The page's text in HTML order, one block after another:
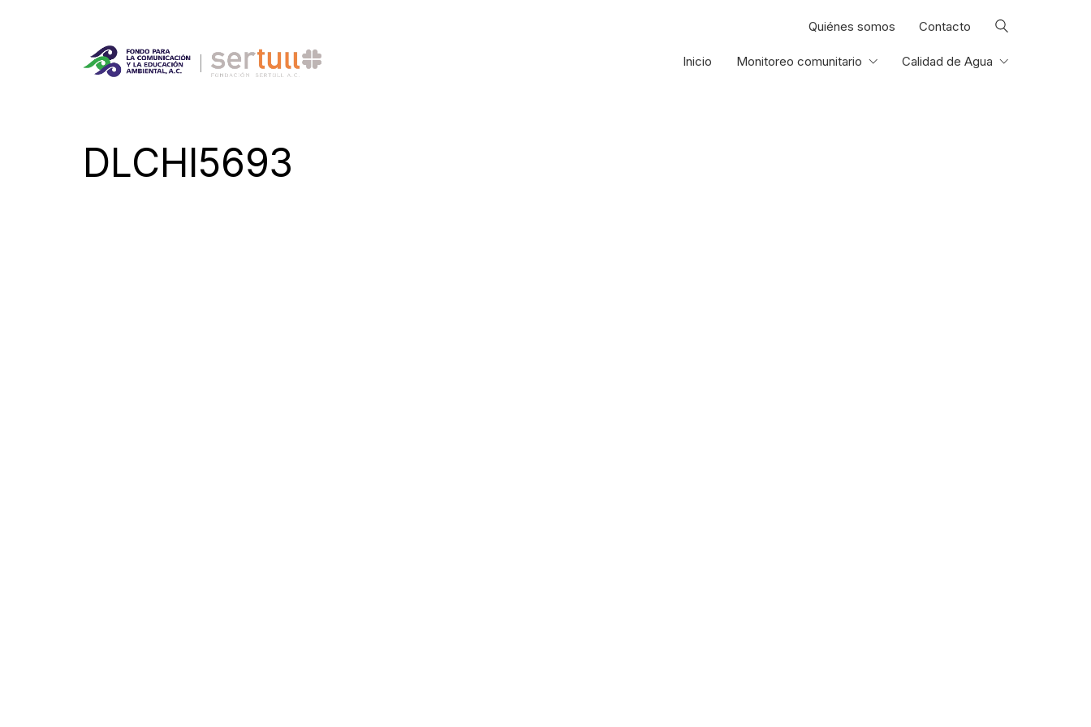
Quiénes somos Contacto
Inicio Monitoreo comunitario Calidad de Agua
DLCHI5693